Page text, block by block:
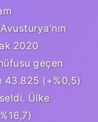
2020
geçen
43.825 (+%0,5)
Ülke